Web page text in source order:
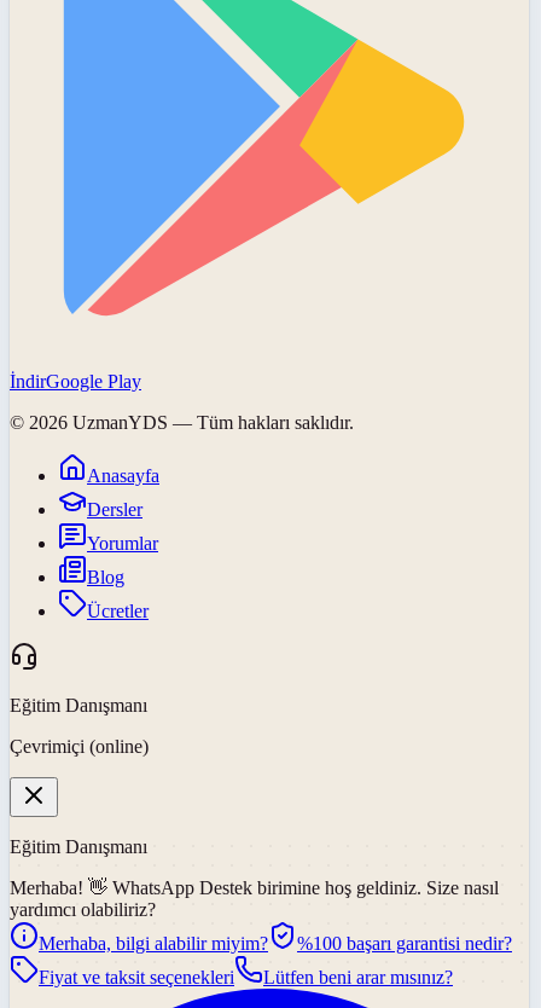
İndirGoogle Play
© 2026 UzmanYDS — Tüm hakları saklıdır.
Anasayfa
Dersler
Yorumlar
Blog
Ücretler
Eğitim Danışmanı
Çevrimiçi (online)
Eğitim Danışmanı
Merhaba! 👋 WhatsApp Destek birimine hoş geldiniz. Size nasıl
yardımcı olabiliriz?
Merhaba, bilgi alabilir miyim?
%100 başarı garantisi nedir?
Fiyat ve taksit seçenekleri
Lütfen beni arar mısınız?